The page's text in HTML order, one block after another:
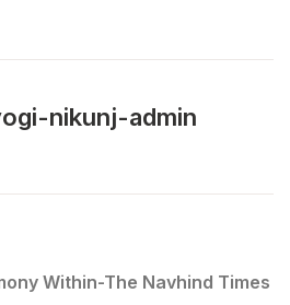
nikunj-admin
Within-The Navhind Times